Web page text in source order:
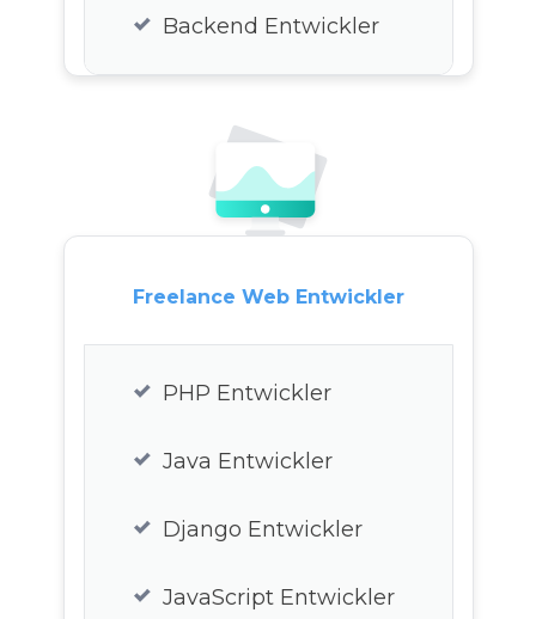
Backend Entwickler
CSS3 Entwickler
Webapp Entwickler
Swift Entwickler
Entwickler
Freelance Web Entwickler
PHP Entwickler
Java Entwickler
Django Entwickler
JavaScript Entwickler